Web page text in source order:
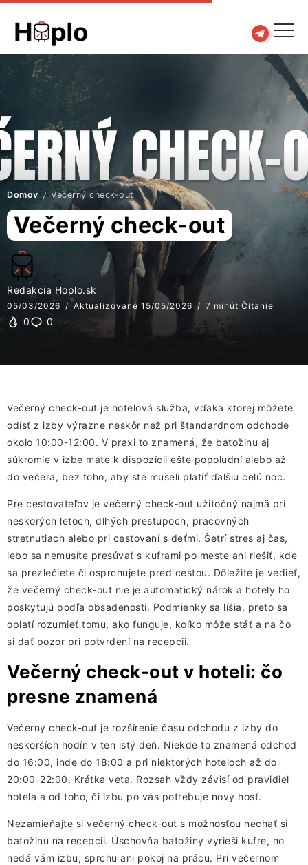
Domov / Večerný check-out
Večerný check-out
Redakcia Hoplo.sk
05/03/2026 Aktualizované 15/05/2026 7 minút Čítanie
0 0
Večerný check-out je hotelová služba, vďaka ktorej môžete
odísť z izby výrazne neskôr než pri štandardnom odchode
okolo 10:00-12:00. V praxi to znamená, že batožinu aj
súkromie v izbe máte k dispozícii ešte popoludní alebo až
do večera, bez toho, aby ste museli platiť ďalšiu celú noc.
Pre cestovateľov je večerný check-out užitočný najmä pri
neskorých letoch, dlhých prestupoch, pracovných
stretnutiach alebo pri cestovaní s deťmi. Šetrí stres aj čas,
lebo sa nemusíte presúvať s kuframi po meste ani riešiť, kde
sa prezlečiete či osprchujete pred cestou. Dôležité je vedieť,
že večerný check-out nie je automatický nárok a hotely ho
poskytujú podľa obsadenosti. Podmienky sa líšia, preto sa
oplatí rozumieť tomu, ako funguje, koľko môže stáť a na čo
si dať pozor pri potvrdení na recepcii.
Večerný check-out v hoteli: čo
presne znamená
Večerný check-out je rozšírenie času odchodu z izby do
neskorších hodín v ten istý deň. Niekde to znamená odchod
do 16:00, inde do 18:00 a pri niektorých hoteloch až do
20:00-22:00. Krátka veta. Rozsah vždy závisí od pravidiel
hotela a od toho, či izbu po vás potrebuje nový hosť.
Nezamieňajte si večerný check-out s možnosťou nechať si
batožinu na recepcii. Úschovňa batožiny vyrieši kufre, no
nedá vám izbu, sprchu ani pokoj na prácu. Pri večernom